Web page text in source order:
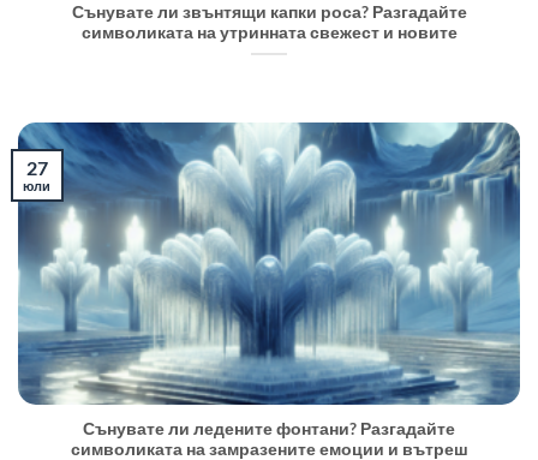
Сънувате ли звънтящи капки роса? Разгадайте
символиката на утринната свежест и новите
Сънувате ли ледените фонтани? Разгадайте
символиката на замразените емоции и вътреш
27
юли